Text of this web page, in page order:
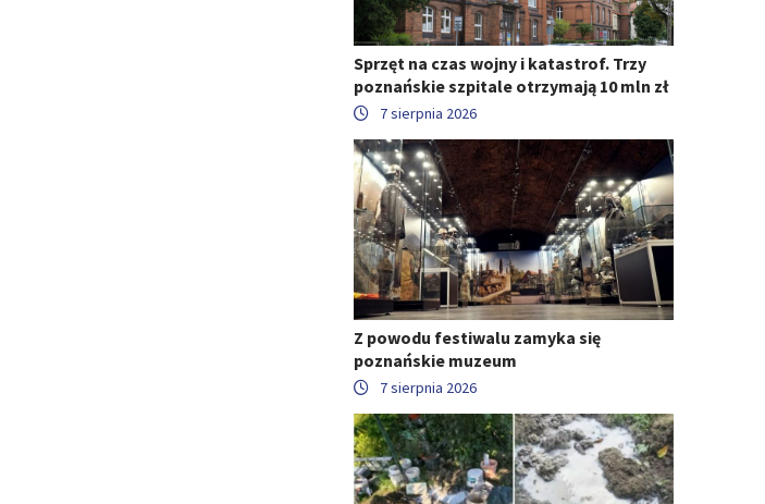
Sprzęt na czas wojny i katastrof. Trzy
poznańskie szpitale otrzymają 10 mln zł
7 sierpnia 2026
Z powodu festiwalu zamyka się
poznańskie muzeum
7 sierpnia 2026